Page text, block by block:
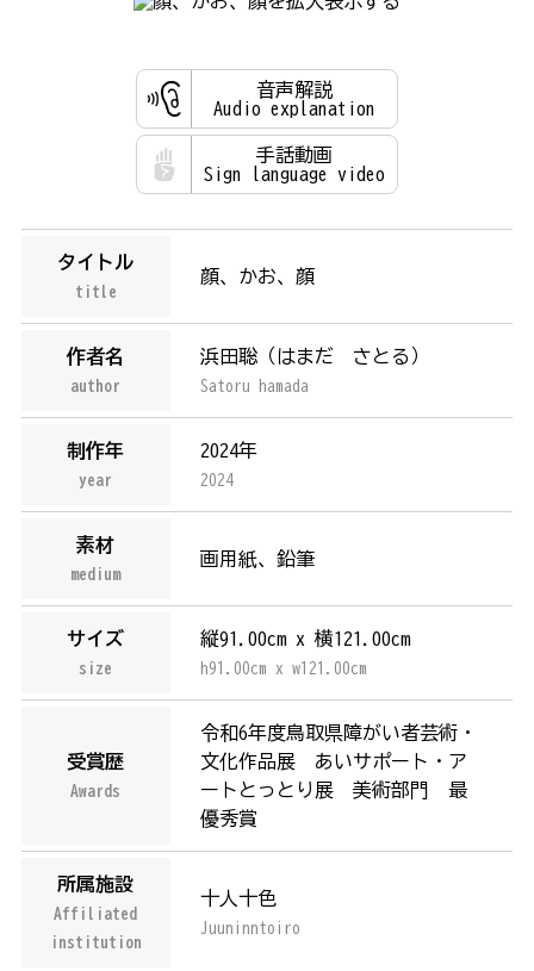
音声解説
Audio explanation
手話動画
Sign language video
タイトル
title
顔、かお、顔
作者名
author
浜田聡（ はまだ さとる ）
Satoru hamada
制作年
year
2024年
2024
素材
medium
画用紙、鉛筆
サイズ
size
縦91.00cm x 横121.00cm
h91.00cm x w121.00cm
受賞歴
Awards
令和6年度鳥取県障がい者芸術・
文化作品展 あいサポート・ア
ートとっとり展 美術部門 最
優秀賞
所属施設
Affiliated
institution
十人十色
Juuninntoiro